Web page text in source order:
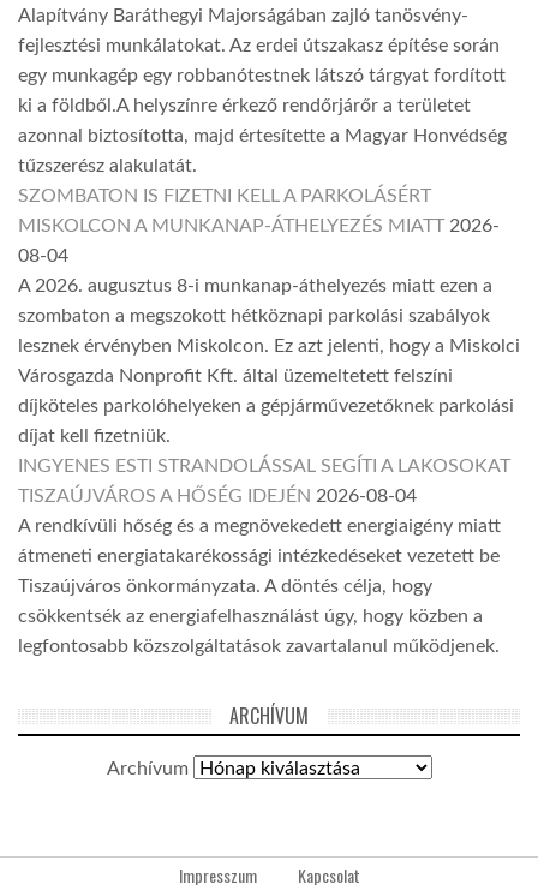
Alapítvány Baráthegyi Majorságában zajló tanösvény-
fejlesztési munkálatokat. Az erdei útszakasz építése során
egy munkagép egy robbanótestnek látszó tárgyat fordított
ki a földből.A helyszínre érkező rendőrjárőr a területet
azonnal biztosította, majd értesítette a Magyar Honvédség
tűzszerész alakulatát.
SZOMBATON IS FIZETNI KELL A PARKOLÁSÉRT
MISKOLCON A MUNKANAP-ÁTHELYEZÉS MIATT 2026-
08-04
A 2026. augusztus 8-i munkanap-áthelyezés miatt ezen a
szombaton a megszokott hétköznapi parkolási szabályok
lesznek érvényben Miskolcon. Ez azt jelenti, hogy a Miskolci
Városgazda Nonprofit Kft. által üzemeltetett felszíni
díjköteles parkolóhelyeken a gépjárművezetőknek parkolási
díjat kell fizetniük.
INGYENES ESTI STRANDOLÁSSAL SEGÍTI A LAKOSOKAT
TISZAÚJVÁROS A HŐSÉG IDEJÉN 2026-08-04
A rendkívüli hőség és a megnövekedett energiaigény miatt
átmeneti energiatakarékossági intézkedéseket vezetett be
Tiszaújváros önkormányzata. A döntés célja, hogy
csökkentsék az energiafelhasználást úgy, hogy közben a
legfontosabb közszolgáltatások zavartalanul működjenek.
ARCHÍVUM
Archívum
Impresszum Kapcsolat